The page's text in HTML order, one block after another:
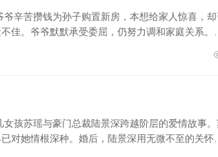
辛苦攒钱为孙子购置新房，本想给家人惊喜，却
佳。爷爷默默承受委屈，仍努力调和家庭关系。在
孩苏瑶与豪门总裁陆景深跨越阶层的爱情故事
对她情根深种。婚后，陆景深用无微不至的关怀和